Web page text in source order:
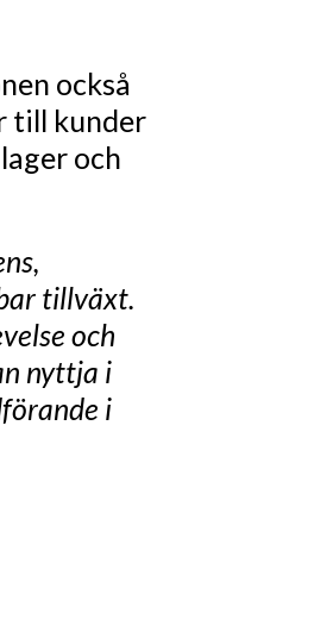
också
till kunder
och
tillväxt.
och
nyttja i
i